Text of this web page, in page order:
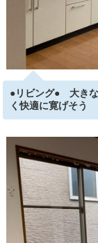
●リビング● 大きな
く快適に寛げそう